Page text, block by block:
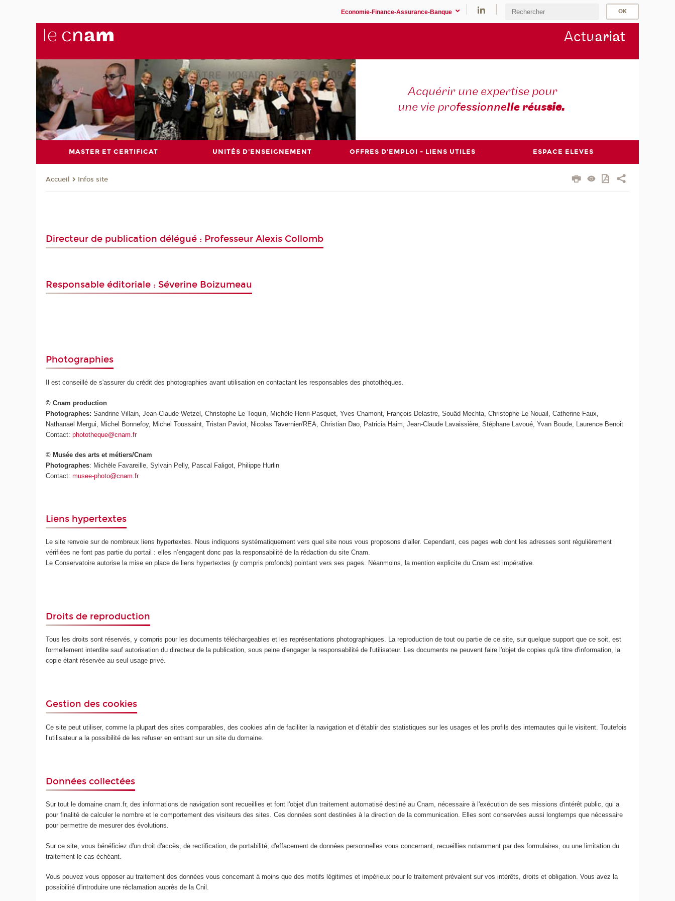
Economie-Finance-Assurance-Banque
Actuariat
Acquérir une expertise pour
une vie professionnelle réussie.
MASTER ET CERTIFICAT UNITÉS D'ENSEIGNEMENT OFFRES D'EMPLOI - LIENS UTILES ESPACE ELEVES
Accueil Infos site
Directeur de publication délégué : Professeur Alexis Collomb
Responsable éditoriale : Séverine Boizumeau
Photographies
Il est conseillé de s'assurer du crédit des photographies avant utilisation en contactant les responsables des photothèques.
© Cnam production
Photographes: Sandrine Villain, Jean-Claude Wetzel, Christophe Le Toquin, Michèle Henri-Pasquet, Yves Chamont, François Delastre, Souäd Mechta, Christophe Le Nouail, Catherine Faux,
Nathanaël Mergui, Michel Bonnefoy, Michel Toussaint, Tristan Paviot, Nicolas Tavernier/REA, Christian Dao, Patricia Haim, Jean-Claude Lavaissière, Stéphane Lavoué, Yvan Boude, Laurence Benoit
Contact:phototheque@cnam.fr
© Musée des arts et métiers/Cnam
Photographes: Michèle Favareille, Sylvain Pelly, Pascal Faligot, Philippe Hurlin
Contact:musee-photo@cnam.fr
Liens hypertextes
Le site renvoie sur de nombreux liens hypertextes. Nous indiquons systématiquement vers quel site nous vous proposons d’aller. Cependant, ces pages web dont les adresses sont régulièrement
vérifiées ne font pas partie du portail : elles n’engagent donc pas la responsabilité de la rédaction du site Cnam.
Le Conservatoire autorise la mise en place de liens hypertextes (y compris profonds) pointant vers ses pages. Néanmoins, la mention explicite du Cnam est impérative.
Droits de reproduction
Tous les droits sont réservés, y compris pour les documents téléchargeables et les représentations photographiques. La reproduction de tout ou partie de ce site, sur quelque support que ce soit, est
formellement interdite sauf autorisation du directeur de la publication, sous peine d'engager la responsabilité de l'utilisateur. Les documents ne peuvent faire l'objet de copies qu'à titre d'information, la
copie étant réservée au seul usage privé.
Gestion des cookies
Ce site peut utiliser, comme la plupart des sites comparables, des cookies afin de faciliter la navigation et d’établir des statistiques sur les usages et les profils des internautes qui le visitent. Toutefois
l’utilisateur a la possibilité de les refuser en entrant sur un site du domaine.
Données collectées
Sur tout le domaine cnam.fr, des informations de navigation sont recueillies et font l'objet d'un traitement automatisé destiné au Cnam, nécessaire à l'exécution de ses missions d'intérêt public, qui a
pour finalité de calculer le nombre et le comportement des visiteurs des sites. Ces données sont destinées à la direction de la communication. Elles sont conservées aussi longtemps que nécessaire
pour permettre de mesurer des évolutions.
Sur ce site, vous bénéficiez d'un droit d'accès, de rectification, de portabilité, d'effacement de données personnelles vous concernant, recueillies notamment par des formulaires, ou une limitation du
traitement le cas échéant.
Vous pouvez vous opposer au traitement des données vous concernant à moins que des motifs légitimes et impérieux pour le traitement prévalent sur vos intérêts, droits et obligation. Vous avez la
possibilité d'introduire une réclamation auprès de la Cnil.